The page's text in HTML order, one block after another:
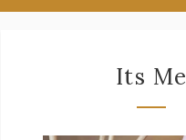
Its Me